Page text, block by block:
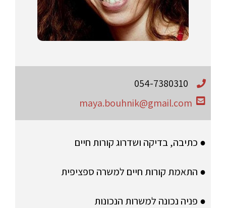
054-7380310
maya.bouhnik@gmail.com
● כתיבה, בדיקה ושדרוג קורות חיים
● התאמת קורות חיים למשרה ספציפית
● פניה נכונה למשרות הנכונות